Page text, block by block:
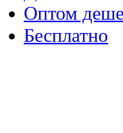
Оптом
Бесплатно